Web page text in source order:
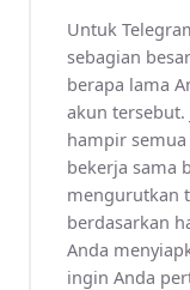
Untuk
sebagian
berapa lama
akun tersebut.
hampir
bekerja sama
mengurutkan
berdasarkan
Anda
ingin Anda